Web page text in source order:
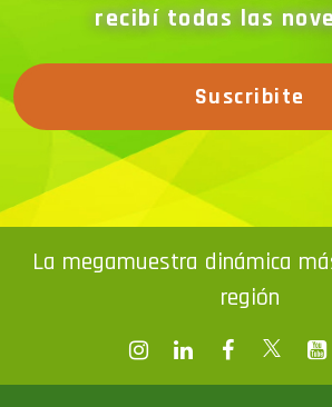
recibí todas las
Suscribite
La megamuestra dinámica
región